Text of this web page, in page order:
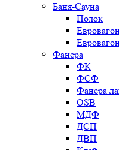
Баня-Сауна
Полок
Фанера
ФК
ФСФ
Фанера
OSB
МДФ
ДСП
ДВП